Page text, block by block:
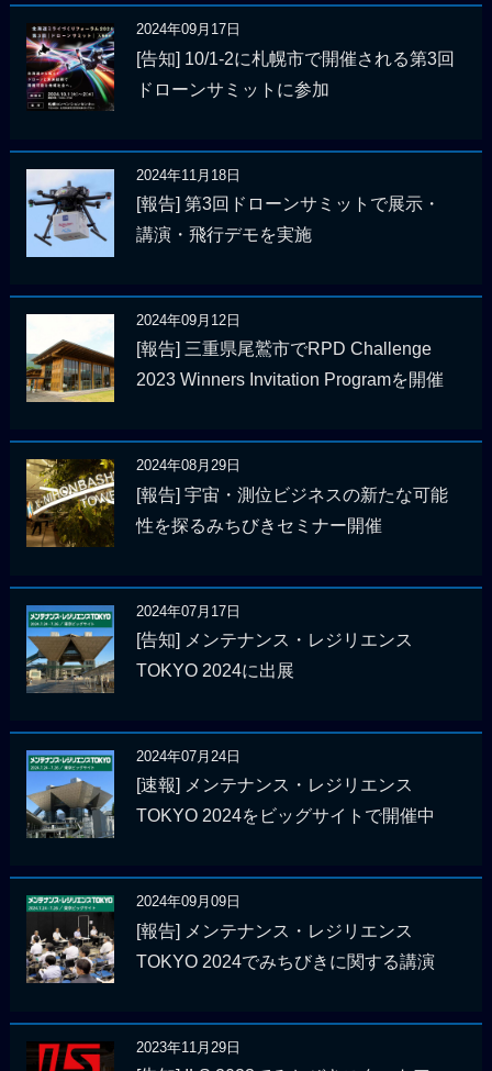
2024年09月17日
[告知] 10/1-2に札幌市で開催される第3回
ドローンサミットに参加
2024年11月18日
[報告] 第3回ドローンサミットで展示・
講演・飛行デモを実施
2024年09月12日
[報告] 三重県尾鷲市でRPD Challenge
2023 Winners Invitation Programを開催
2024年08月29日
[報告] 宇宙・測位ビジネスの新たな可能
性を探るみちびきセミナー開催
2024年07月17日
[告知] メンテナンス・レジリエンス
TOKYO 2024に出展
2024年07月24日
[速報] メンテナンス・レジリエンス
TOKYO 2024をビッグサイトで開催中
2024年09月09日
[報告] メンテナンス・レジリエンス
TOKYO 2024でみちびきに関する講演
2023年11月29日